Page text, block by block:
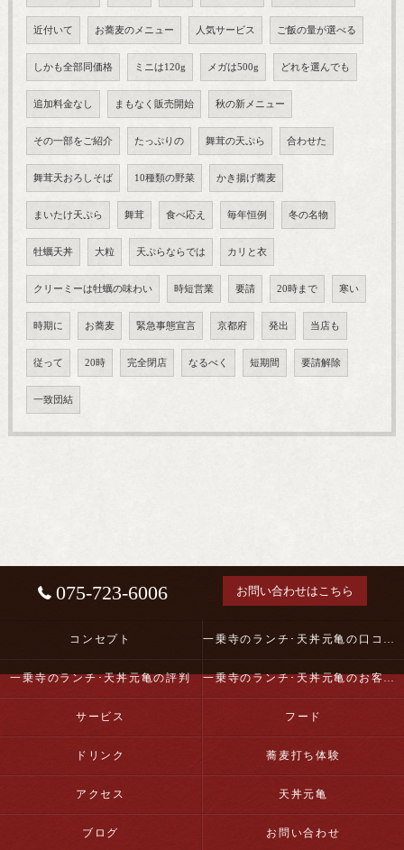
近付いて お蕎麦のメニュー 人気サービス ご飯の量が選べる
しかも全部同価格 ミニは120g メガは500g どれを選んでも
追加料金なし まもなく販売開始 秋の新メニュー
その一部をご紹介 たっぷりの 舞茸の天ぷら 合わせた
舞茸天おろしそば 10種類の野菜 かき揚げ蕎麦
まいたけ天ぷら 舞茸 食べ応え 毎年恒例 冬の名物
牡蠣天丼 大粒 天ぷらならでは カリと衣
クリーミーは牡蠣の味わい 時短営業 要請 20時まで 寒い
時期に お蕎麦 緊急事態宣言 京都府 発出 当店も
従って 20時 完全閉店 なるべく 短期間 要請解除
一致団結
075-723-6006 お問い合わせはこちら
コンセプト 一乗寺のランチ･天丼元亀の口コミ情報
一乗寺のランチ･天丼元亀の評判 一乗寺のランチ･天丼元亀のお客様の声
サービス フード
ドリンク 蕎麦打ち体験
アクセス 天丼元亀
ブログ お問い合わせ